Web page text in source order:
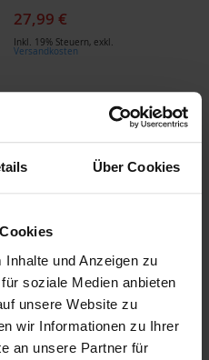
Über Cookies
und Anzeigen zu
soziale Medien anbieten
unsere Website zu
wir Informationen zu Ihrer
an unsere Partner für
27,99 €
Inkl. 19% Steuern, exkl.
Versandkosten